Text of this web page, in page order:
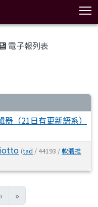
電子報列表
（21日有更新語系）
(tad / 44193 /軟體推
› »